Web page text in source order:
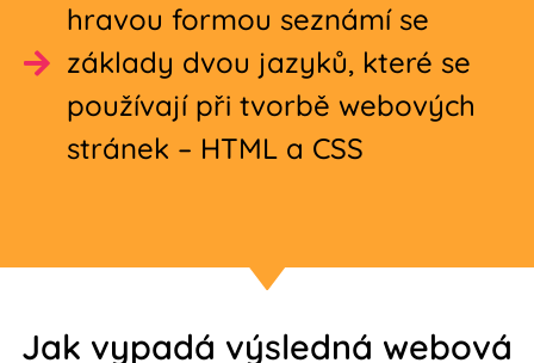
hravou formou seznámí se
základy dvou jazyků, které se
používají při tvorbě webových
stránek – HTML a CSS
Jak vypadá výsledná webová